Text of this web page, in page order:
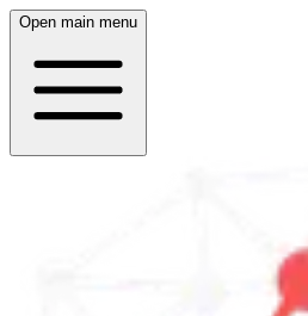
Open main menu